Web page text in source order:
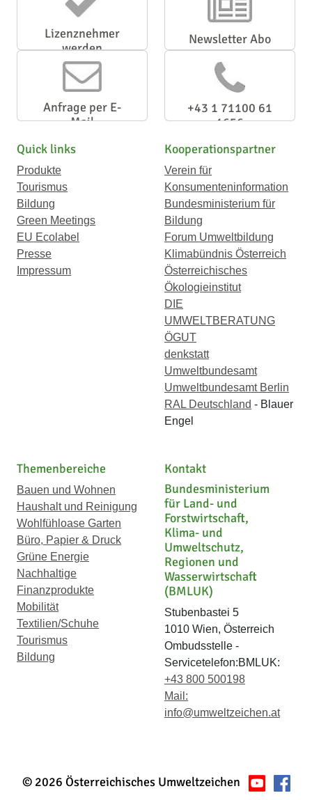
Lizenznehmer
werden
Newsletter Abo
Anfrage per E-
Mail
+43 1 71100 61
1656
Quick links
Produkte
Tourismus
Bildung
Green Meetings
EU Ecolabel
Presse
Impressum
Kooperationspartner
Verein für
Konsumenteninformation
Bundesministerium für
Bildung
Forum Umweltbildung
Klimabündnis Österreich
Österreichisches
Ökologieinstitut
DIE
UMWELTBERATUNG
ÖGUT
denkstatt
Umweltbundesamt
Umweltbundesamt Berlin
RAL Deutschland - Blauer
Engel
Themenbereiche
Bauen und Wohnen
Haushalt und Reinigung
Wohlfühloase Garten
Büro, Papier & Druck
Grüne Energie
Nachhaltige
Finanzprodukte
Mobilität
Textilien/Schuhe
Tourismus
Bildung
Kontakt
Bundesministerium
für Land- und
Forstwirtschaft,
Klima- und
Umweltschutz,
Regionen und
Wasserwirtschaft
(BMLUK)
Stubenbastei 5
1010 Wien, Österreich
Ombudsstelle -
Servicetelefon:BMLUK:
+43 800 500198
Mail:
info@umweltzeichen.at
© 2026 Österreichisches Umweltzeichen